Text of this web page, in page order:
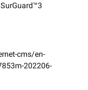
cms/en-
202206-